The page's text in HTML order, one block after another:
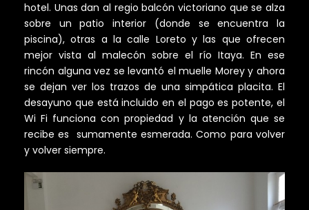
hotel. Unas dan al regio balcón victoriano que se alza
sobre un patio interior (donde se encuentra la
piscina), otras a la calle Loreto y las que ofrecen
mejor vista al malecón sobre el río Itaya. En ese
rincón alguna vez se levantó el muelle Morey y ahora
se dejan ver los trazos de una simpática placita. El
desayuno que está incluido en el pago es potente, el
Wi Fi funciona con propiedad y la atención que se
recibe es sumamente esmerada. Como para volver
y volver siempre.